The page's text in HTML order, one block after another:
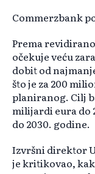
Commerzbank
Prema
očekuje veću
dobit od
što je za 200
planiranog. Cilj
milijardi eura do
do 2030. godine.
Izvršni direktor
je kritikovao,